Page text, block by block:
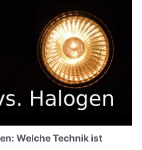
Welche Technik ist